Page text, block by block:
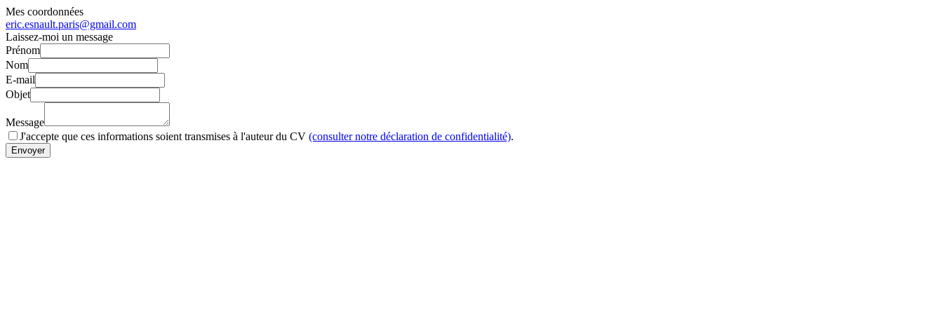
Mes coordonnées
eric.esnault.paris@gmail.com
Laissez-moi un message
Prénom
Nom
E-mail
Objet
Message
J'accepte que ces informations soient transmises à l'auteur du CV (consulter notre déclaration de confidentialité).